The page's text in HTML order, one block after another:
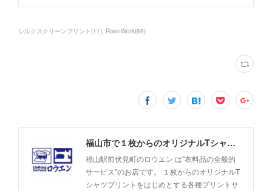
シルクスクリーンプリント (11) RoenWork(69)
福山市で１枚からのオリジナルTシャツプリント・洋服直しのことなら【ロウエン - ROEN】
福山駅前伏見町のロウエン は"衣料品の全般的
サービス"のお店です。 １枚からのオリジナルT
シャツプリントをはじめとする各種プリントサ